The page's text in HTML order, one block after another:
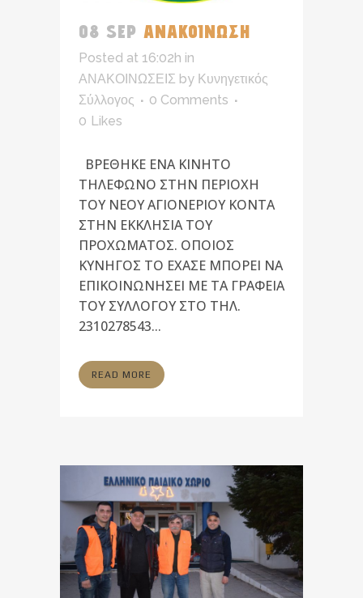
08 SEP ΑΝΑΚΟΙΝΩΣΗ
Posted at 16:02h in
ΑΝΑΚΟΙΝΩΣΕΙΣ by Κυνηγετικός
Σύλλογος
0 Comments
0 Likes
BPEΘHKE ENA KINHTO
THΛEΦΩNO ΣTHN ΠEPIOXH
TOY NEOY AΓIONEPIOY KONTA
ΣTHN EKKΛHΣIA TOY
ΠPOXΩMATOΣ. OΠOIOΣ
KYNHΓOΣ TO EXAΣE ΜΠΟΡΕΙ NA
ΕΠΙΚΟΙΝΩΝΗΣΕΙ ΜΕ ΤΑ ΓΡΑΦΕΙΑ
ΤΟΥ ΣΥΛΛΟΓΟΥ ΣΤΟ ΤΗΛ.
2310278543...
READ MORE